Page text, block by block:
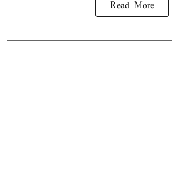
Read More